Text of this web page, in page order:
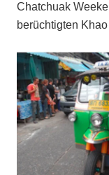
Chatchuak
berüchtigten